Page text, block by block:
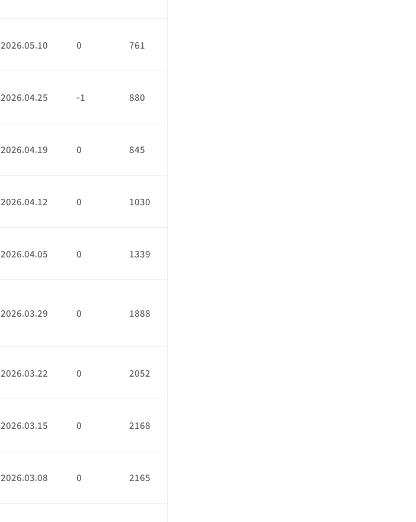
2026.05.10 0 761
2026.04.25 -1 880
2026.04.19 0 845
2026.04.12 0 1030
2026.04.05 0 1339
2026.03.29 0 1888
2026.03.22 0 2052
2026.03.15 0 2168
2026.03.08 0 2165